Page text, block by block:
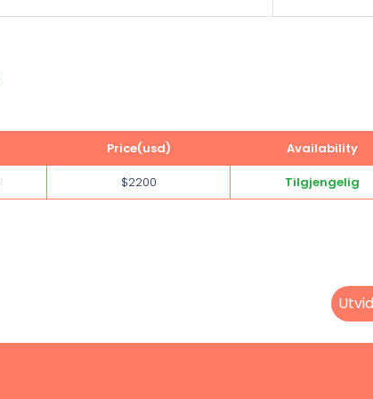
Price(usd)
Availability
$2200 Tilgjengelig